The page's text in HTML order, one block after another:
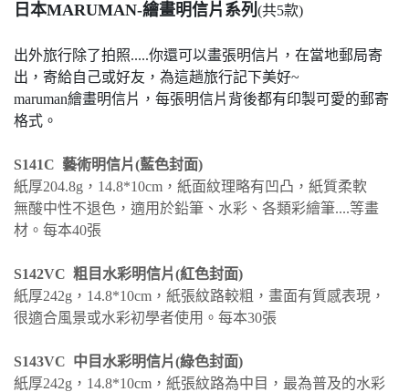
日本MARUMAN-繪畫明信片系列 (共5款)
出外旅行除了拍照.....你還可以畫張明信片，在當地郵局寄
出，寄給自己或好友，為這趟旅行記下美好~
maruman繪畫明信片，每張明信片背後都有印製可愛的郵寄
格式。
S141C 藝術明信片(藍色封面)
紙厚204.8g， 14.8*10cm， 紙面紋理略有凹凸，紙質柔軟
無酸中性不退色，適用於鉛筆、水彩 、各類彩繪筆....等畫
材。每本40張
S142VC 粗目水彩明信片(紅色封面)
紙厚242g， 14.8*10cm， 紙張紋路較粗，畫面有質感表現，
很適合風景或水彩初學者使用。每本30張
S143VC 中目水彩明信片(綠色封面)
紙厚242g， 14.8*10cm， 紙張紋路為中目，最為普及的水彩